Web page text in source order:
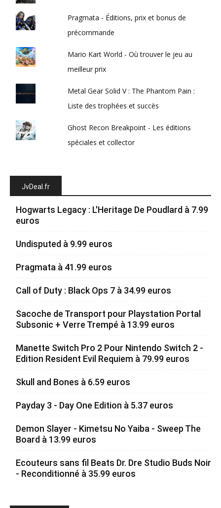
Pragmata - Éditions, prix et bonus de
précommande
Mario Kart World - Où trouver le jeu au
meilleur prix
Metal Gear Solid V : The Phantom Pain :
Liste des trophées et succès
Ghost Recon Breakpoint - Les éditions
spéciales et collector
JvDeal.fr
Hogwarts Legacy : L'Heritage De Poudlard à 7.99
euros
Undisputed à 9.99 euros
Pragmata à 41.99 euros
Call of Duty : Black Ops 7 à 34.99 euros
Sacoche de Transport pour Playstation Portal
Subsonic + Verre Trempé à 13.99 euros
Manette Switch Pro 2 Pour Nintendo Switch 2 -
Edition Resident Evil Requiem à 79.99 euros
Skull and Bones à 6.59 euros
Payday 3 - Day One Edition à 5.37 euros
Demon Slayer - Kimetsu No Yaiba - Sweep The
Board à 13.99 euros
Ecouteurs sans fil Beats Dr. Dre Studio Buds Noir
- Reconditionné à 35.99 euros